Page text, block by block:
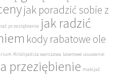
jak poradzić sobie z
przeziębienie jak radzić
kody rabatowe ole
Kriolipoliza warszawa laserowe usuwanie
przeziębienie makijaż